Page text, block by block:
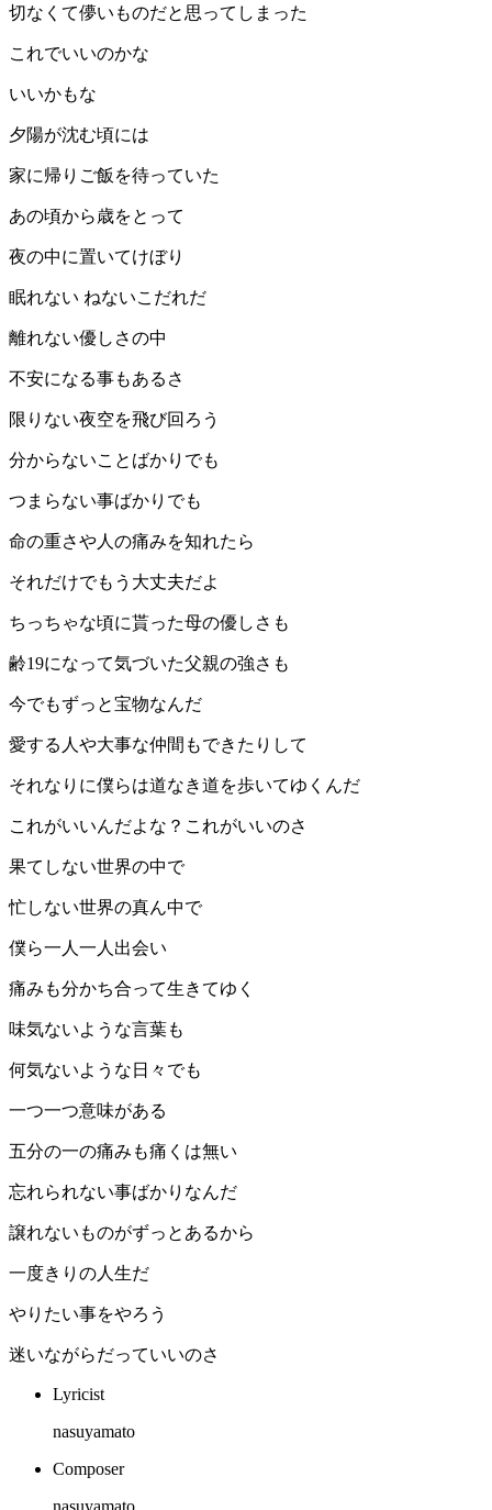
切なくて儚いものだと思ってしまった
これでいいのかな
いいかもな
夕陽が沈む頃には
家に帰りご飯を待っていた
あの頃から歳をとって
夜の中に置いてけぼり
眠れない ねないこだれだ
離れない優しさの中
不安になる事もあるさ
限りない夜空を飛び回ろう
分からないことばかりでも
つまらない事ばかりでも
命の重さや人の痛みを知れたら
それだけでもう大丈夫だよ
ちっちゃな頃に貰った母の優しさも
齢19になって気づいた父親の強さも
今でもずっと宝物なんだ
愛する人や大事な仲間もできたりして
それなりに僕らは道なき道を歩いてゆくんだ
これがいいんだよな？これがいいのさ
果てしない世界の中で
忙しない世界の真ん中で
僕ら一人一人出会い
痛みも分かち合って生きてゆく
味気ないような言葉も
何気ないような日々でも
一つ一つ意味がある
五分の一の痛みも痛くは無い
忘れられない事ばかりなんだ
譲れないものがずっとあるから
一度きりの人生だ
やりたい事をやろう
迷いながらだっていいのさ
Lyricist
nasuyamato
Composer